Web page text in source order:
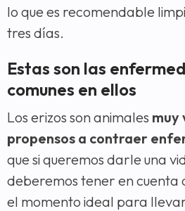
lo que es recomendable
tres días.
Estas son las
comunes en ellos
Los erizos son animales muy
propensos a contraer
que si queremos darle una
deberemos tener en cuenta
el momento ideal para